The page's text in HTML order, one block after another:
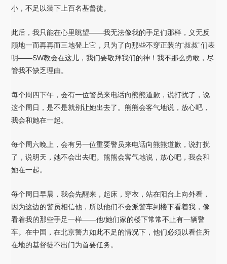
小，不足以装下上百名基督徒。
此后，我只能在心里眺望——我无法像我的手足们那样，义无反
顾地一而再再而三地登上它，只为了向那些不穿正装的“叔叔”们表
明——SW教会在这儿，我们要敬拜我们的神！我不那么勇敢，尽
管我不缺乏理由。
每个周四下午，会有一位警员来电话向熊熊道歉，说打扰了，说
这个周日，是不是就别让她出去了。熊熊会客气地说，放心吧，
我会和她在一起。
每个周六晚上，会有另一位重要警员来电话向熊熊道歉，说打扰
了，说明天，她不会出去吧。熊熊会客气地说，放心吧，我会和
她在一起。
每个周日早晨，我会先醒来，起床，穿衣，站在阳台上向外看，
因为这边的警员相信他，所以他们不会派警车到楼下看着我，像
看着我的那些手足一样——他/她们家的楼下常常不止有一辆警
车。在中国，在北京警力如此不足的情况下，他们必须以看住所
在地的基督徒不出门为首要任务。